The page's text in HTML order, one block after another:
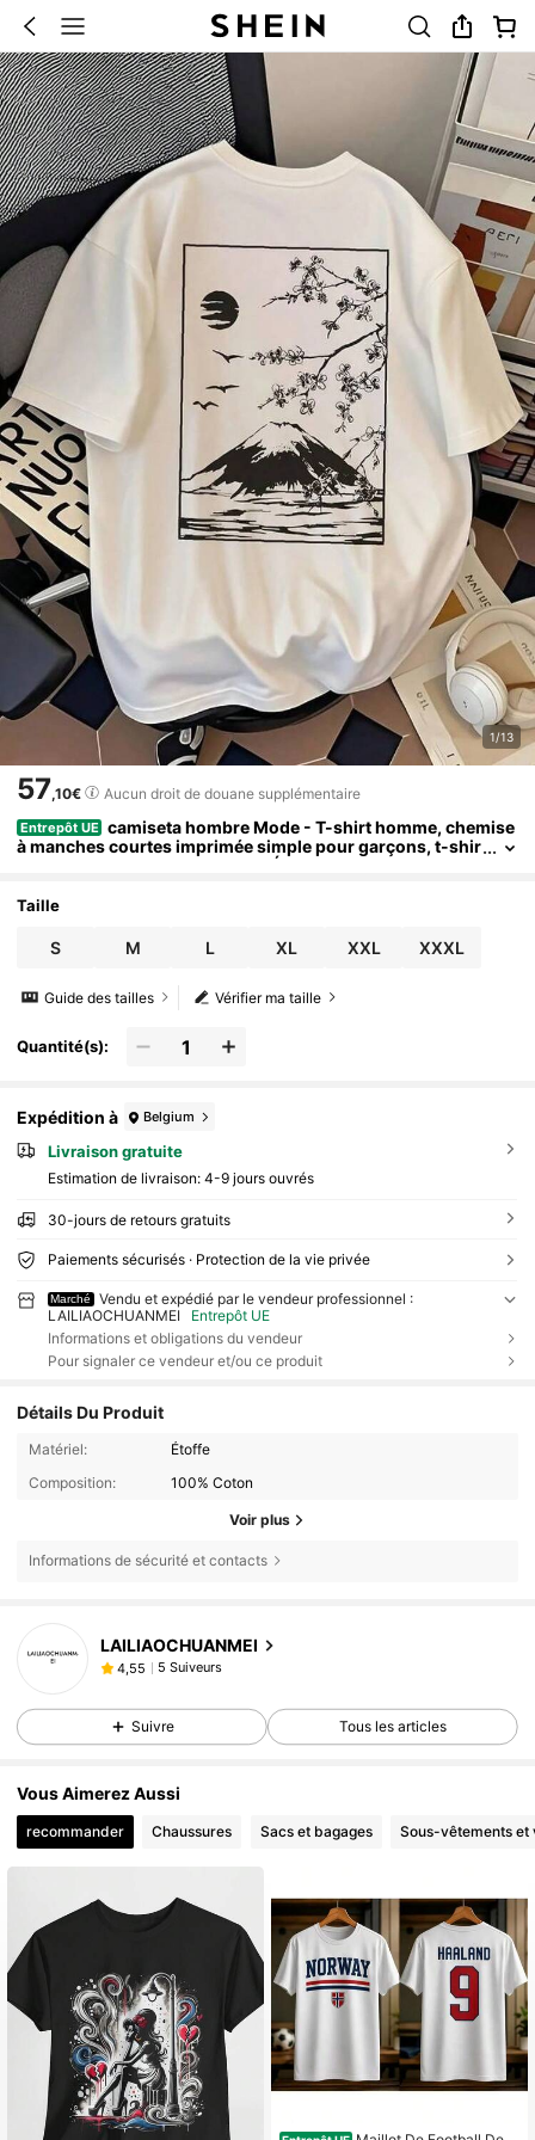
1/13
57,10€ Aucun droit de douane supplémentaire
Entrepôt UE camiseta hombre Mode - T-shirt homme, chemise
à manches courtes imprimée simple pour garçons, t-shir
t en coton style déC-ontracté - Édition printemps : Coton
Taille
S M L XL XXL XXXL
Vérifier ma taille
Guide des tailles
Quantité(s):
Expédition à Belgium
Livraison gratuite
Estimation de livraison: 4-9 jours ouvrés
30-jours de retours gratuits
Paiements sécurisés · Protection de la vie privée
Marché
Vendu et expédié par le vendeur professionnel :
LAILIAOCHUANMEI
Entrepôt UE
Informations et obligations du vendeur
Pour signaler ce vendeur et/ou ce produit
Détails Du Produit
Matériel:
Étoffe
Composition:
100% Coton
Voir plus
Informations de sécurité et contacts
LAILIAOCHUANMEI
4,55 5 Suiveurs
Suivre Tous les articles
Vous Aimerez Aussi
recommander Chaussures Sacs et bagages Sous-vêtements et